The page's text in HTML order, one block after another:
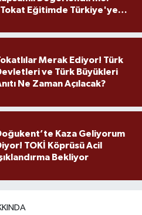
Eğitimde Türkiye'ye
Merak Ediyor! Türk
ve Türk Büyükleri
Ne Zaman Açılacak?
Kaza Geliyorum
TOKİ Köprüsü Acil
Bekliyor